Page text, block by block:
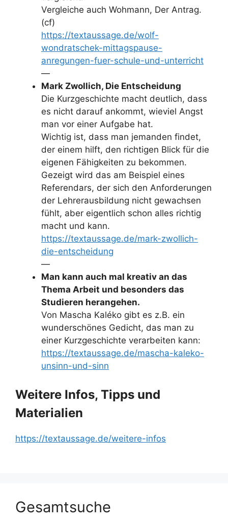
Vergleiche auch Wohmann, Der Antrag.
(cf)
https://textaussage.de/wolf-
wondratschek-mittagspause-
anregungen-fuer-schule-und-unterricht
—
Mark Zwollich, Die Entscheidung
Die Kurzgeschichte macht deutlich, dass
es nicht darauf ankommt, wieviel Angst
man vor einer Aufgabe hat.
Wichtig ist, dass man jemanden findet,
der einem hilft, den richtigen Blick für die
eigenen Fähigkeiten zu bekommen.
Gezeigt wird das am Beispiel eines
Referendars, der sich den Anforderungen
der Lehrerausbildung nicht gewachsen
fühlt, aber eigentlich schon alles richtig
macht und kann.
https://textaussage.de/mark-zwollich-
die-entscheidung
—
Man kann auch mal kreativ an das
Thema Arbeit und besonders das
Studieren herangehen.
Von Mascha Kaléko gibt es z.B. ein
wunderschönes Gedicht, das man zu
einer Kurzgeschichte verarbeiten kann:
https://textaussage.de/mascha-kaleko-
unsinn-und-sinn
Weitere Infos, Tipps und
Materialien
https://textaussage.de/weitere-infos
Gesamtsuche